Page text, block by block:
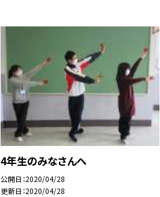
4年生のみなさんへ
公開日 2020/04/28
更新日 2020/04/28